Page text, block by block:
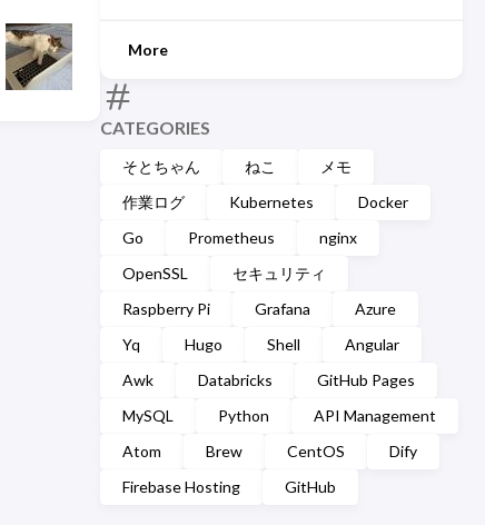
More
CATEGORIES
そとちゃん ねこ
メモ
作業ログ
Kubernetes
Docker
Go
Prometheus
nginx
OpenSSL
セキュリティ
Raspberry Pi
Grafana
Azure
Yq
Hugo Shell
Angular
Awk
Databricks
GitHub Pages
MySQL
Python
API Management
Atom
Brew CentOS
Dify
Firebase Hosting
GitHub